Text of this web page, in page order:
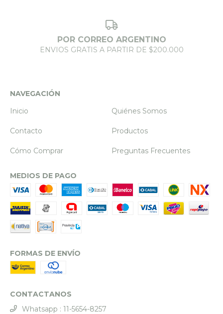
POR CORREO ARGENTINO
ENVIOS GRATIS A PARTIR DE $200.000
NAVEGACIÓN
Inicio
Quiénes Somos
Contacto Productos
Cómo Comprar Preguntas Frecuentes
MEDIOS DE PAGO
FORMAS DE ENVÍO
CONTACTANOS
Whatsapp : 11-5654-8257